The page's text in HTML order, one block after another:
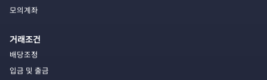
모의계좌
거래조건
배당조정
입금 및 출금